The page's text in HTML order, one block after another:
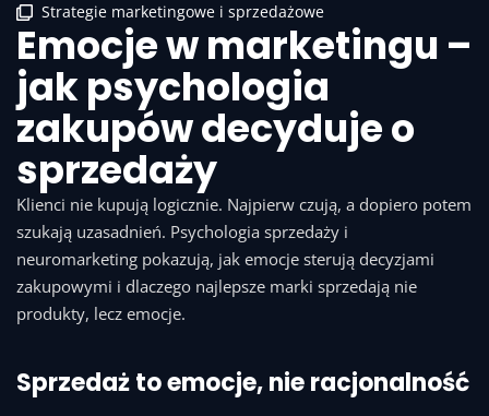
Strategie marketingowe i sprzedażowe
Emocje w marketingu –
jak psychologia
zakupów decyduje o
sprzedaży
Klienci nie kupują logicznie. Najpierw czują, a dopiero potem
szukają uzasadnień. Psychologia sprzedaży i
neuromarketing pokazują, jak emocje sterują decyzjami
zakupowymi i dlaczego najlepsze marki sprzedają nie
produkty, lecz emocje.
Sprzedaż to emocje, nie racjonalność